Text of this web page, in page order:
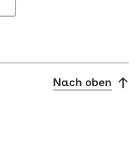
Nach oben